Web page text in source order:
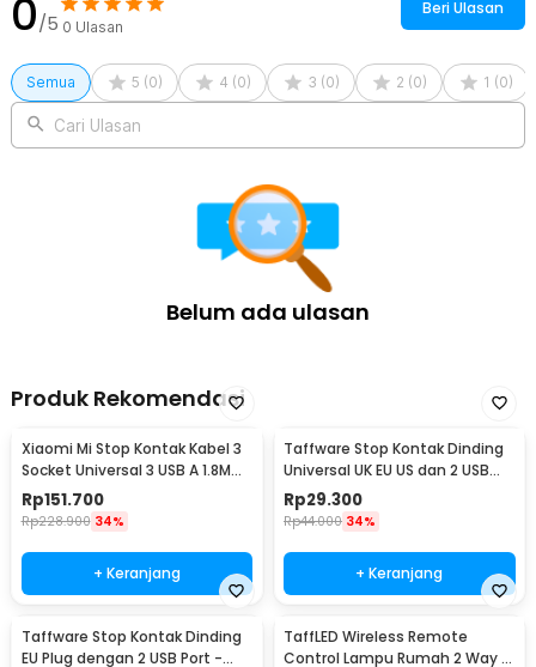
0/5 0 Ulasan
Beri Ulasan
Semua 5 (0) 4 (0) 3 (0) 2 (0) 1 (0)
Cari Ulasan
Belum ada ulasan
Produk Rekomendasi
Xiaomi Mi Stop Kontak Kabel 3
Socket Universal 3 USB A 1.8M
250V 2500W - XMCXB01QMN
(ORIGINAL)
Rp151.700
Rp228.900 34%
+ Keranjang
Taffware Stop Kontak Dinding
Universal UK EU US dan 2 USB
Port - ATH1
Rp29.300
Rp44.000 34%
+ Keranjang
Taffware Stop Kontak Dinding
EU Plug dengan 2 USB Port -
TaffLED Wireless Remote
Control Lampu Rumah 2 Way -